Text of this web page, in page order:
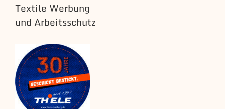
Textile Werbung
und Arbeitsschutz